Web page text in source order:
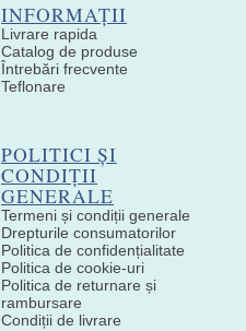
INFORMAȚII
Livrare rapida
Catalog de produse
Întrebări frecvente
Teflonare
POLITICI ȘI
CONDIȚII
GENERALE
Termeni și condiții generale
Drepturile consumatorilor
Politica de confidențialitate
Politica de cookie-uri
Politica de returnare și
rambursare
Condiții de livrare